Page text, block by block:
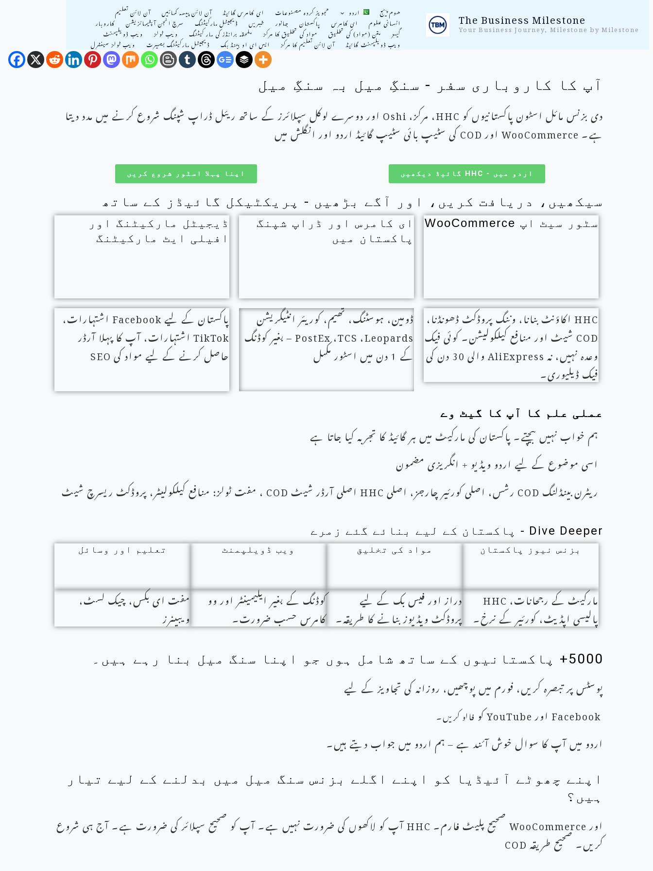
The Business Milestone
Your Business Journey, Milestone by Milestone
ھوم پیج اردو تجویز کردہ مصنوعات ای کامرس گائیڈ آن لائن پیسہ کمائیں آن لائن تعلیم
انسانی علوم ای کامرس پاکستان جانور خبریں ڈیجیٹل مارکیٹنگ سرچ انجن آپٹیمائزیشن کاروبار
گیمز متن (مواد) کی تخليق مواد کی تخلیق کا مرکز ملحقہ برانڈز کی مار کیٹنگ ویب ٹولز ویب ڈويلپمنٹ
ویب ڈویلپمنٹ گائیڈ آن لائن تعلیم کا مرکز ایس ای او ہینڈ بک ڈیجیٹل مارکیٹنگ بصیرت ویب ٹولز سینٹرل
آپ کا کاروباری سفر - سنگِ میل بہ سنگِ میل
دی بزنس مائل اسٹون پاکستانیوں کوHHC، مرکز،Oshi اور دوسرے لوکل سپلائرز کے ساتھ ریئل ڈراپ شپنگ شروع کرنے میں مدد دیتا
ہے۔WooCommerceاورCODکی سٹیپ بائی سٹیپ گائیڈ اردو اور انگلش میں
اردو میں - HHC گائیڈ دیکھیں اپنا پہلا اسٹور شروع کریں
سیکھیں، دریافت کریں، اور آگے بڑھیں - پریکٹیکل گائیڈز کے ساتھ
سٹور سیٹ اپ WooCommerce
ای کامرس اور ڈراپ شپنگ
پاکستان میں
ڈیجیٹل مارکیٹنگ اور
افیلی ایٹ مارکیٹنگ
HHC اکاؤنٹ بنانا، وننگ پروڈکٹ ڈھونڈنا،
CODشیٹ اور منافع کیلکولیشن۔ کوئی فیک
وعدہ نہیں، نہAliExpress
والی 30 دن کی
فیک ڈیلیوری۔
ڈومین، ہوسٹنگ، تھیم، کوریئر انٹیگریشن
Leopards، TCS،PostEx– بغیر کوڈنگ
کے 1 دن میں اسٹور مکمل
پاکستان کے لیےFacebook اشتہارات،
TikTokاشتہارات، آپ کا پہلا آرڈر
حاصل کرنے کے لیے مواد کیSEO
عملی علم کا آپ کا گیٹ وے
ہم خواب نہیں بیچتے۔ پاکستان کی مارکیٹ میں ہر گائیڈ کا تجربہ کیا جاتا ہے
اسی موضوع کے لیے اردو ویڈیو + انگریزی مضمون
ریٹرن بینڈلنگCODرشس، اصلی کورئیر چارجز، اصلیHHC اصلی آرڈر شیٹCOD ، مفت ٹولز: منافع کیلکولیٹر، پروڈکٹ ریسرچ شیٹ
Dive Deeper - پاکستان کے لیے بنائے گئے زمرے
بزنس نیوز پاکستان مواد کی تخلیق ویب ڈویلپمنٹ تعلیم اور وسائل
مارکیٹ کے رجحانات، HHC
پالیسی اپڈیٹ، کورئیر کے نرخ۔
دراز اور فیس بک کے لیے
پروڈکٹ ویڈیوز بنانے کا طریقہ۔
کوڈنگ کے بغیر ایلیمینٹر اور وو
کامرس حسب ضرورت۔
مفت ای بکس، چیک لسٹ،
ویبینرز
5000+ پاکستانیوں کے ساتھ شامل ہوں جو اپنا سنگ میل بنا رہے ہیں۔
پوسٹس پر تبصرہ کریں، فورم میں پوچھیں، روزانہ کی تجاویز کے لیے
فالو کریں۔
اردو میں آپ کا سوال خوش آئند ہے – ہم اردو میں جواب دیتے ہیں۔
اپنے چھوٹے آئیڈیا کو اپنے اگلے بزنس سنگ میل میں بدلنے کے لیے تیار
ہیں؟
اورWooCommerce صحیح پلیٹ فارم۔HHCآپ کو لاکھوں کی ضرورت نہیں ہے۔ آپ کو صحیح سپلائر کی ضرورت ہے۔ آج ہی شروع
کریں۔ صحیح طریقہCOD